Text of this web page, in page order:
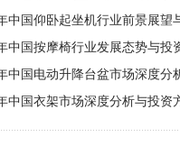
中国仰卧起坐机行业前景展望
中国按摩椅行业发展态势与投
中国电动升降台盆市场深度分
中国衣架市场深度分析与投资